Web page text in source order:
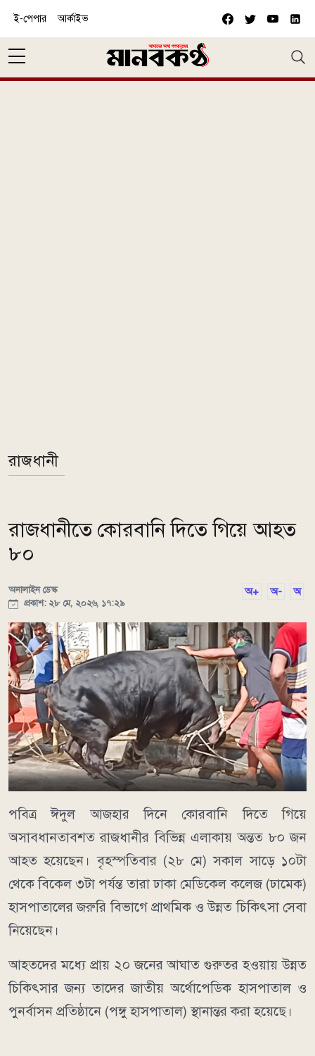
ই-পেপার আর্কাইভ
রাজধানী
রাজধানীতে কোরবানি দিতে গিয়ে আহত
৮০
অনালাইন ডেস্ক
প্রকাশ: ২৮ মে, ২০২৬, ১৭:২৯
অ+ অ- অ
পবিত্র ঈদুল আজহার দিনে কোরবানি দিতে গিয়ে
অসাবধানতাবশত রাজধানীর বিভিন্ন এলাকায় অন্তত ৮০ জন
আহত হয়েছেন। বৃহস্পতিবার (২৮ মে) সকাল সাড়ে ১০টা
থেকে বিকেল ৩টা পর্যন্ত তারা ঢাকা মেডিকেল কলেজ (ঢামেক)
হাসপাতালের জরুরি বিভাগে প্রাথমিক ও উন্নত চিকিৎসা সেবা
নিয়েছেন।
আহতদের মধ্যে প্রায় ২০ জনের আঘাত গুরুতর হওয়ায় উন্নত
চিকিৎসার জন্য তাদের জাতীয় অর্থোপেডিক হাসপাতাল ও
পুনর্বাসন প্রতিষ্ঠানে (পঙ্গু হাসপাতাল) স্থানান্তর করা হয়েছে।